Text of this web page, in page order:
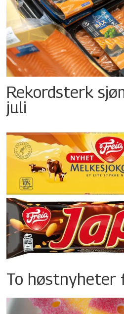
Rekordsterk
juli
To høstnyheter